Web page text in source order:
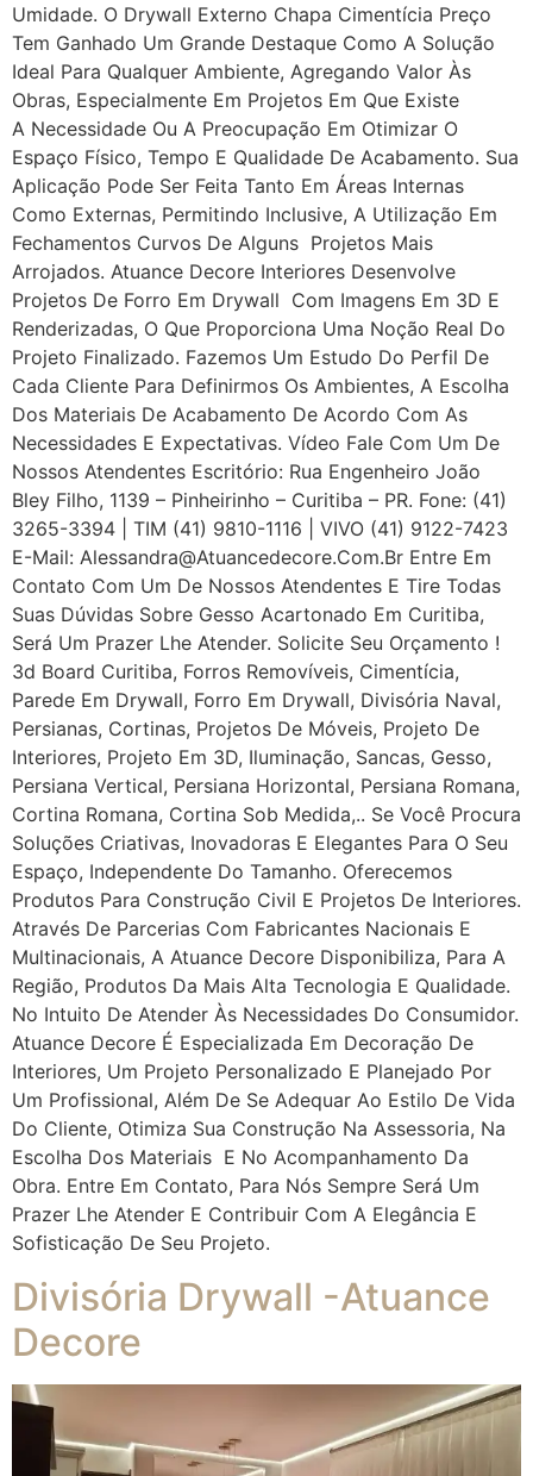
Umidade. O Drywall Externo Chapa Cimentícia Preço
Tem Ganhado Um Grande Destaque Como A Solução
Ideal Para Qualquer Ambiente, Agregando Valor Às
Obras, Especialmente Em Projetos Em Que Existe
A Necessidade Ou A Preocupação Em Otimizar O
Espaço Físico, Tempo E Qualidade De Acabamento. Sua
Aplicação Pode Ser Feita Tanto Em Áreas Internas
Como Externas, Permitindo Inclusive, A Utilização Em
Fechamentos Curvos De Alguns Projetos Mais
Arrojados. Atuance Decore Interiores Desenvolve
Projetos De Forro Em Drywall Com Imagens Em 3D E
Renderizadas, O Que Proporciona Uma Noção Real Do
Projeto Finalizado. Fazemos Um Estudo Do Perfil De
Cada Cliente Para Definirmos Os Ambientes, A Escolha
Dos Materiais De Acabamento De Acordo Com As
Necessidades E Expectativas. Vídeo Fale Com Um De
Nossos Atendentes Escritório: Rua Engenheiro João
Bley Filho, 1139 – Pinheirinho – Curitiba – PR. Fone: (41)
3265-3394 | TIM (41) 9810-1116 | VIVO (41) 9122-7423
E-Mail: Alessandra@atuancedecore.com.br Entre Em
Contato Com Um De Nossos Atendentes E Tire Todas
Suas Dúvidas Sobre Gesso Acartonado Em Curitiba,
Será Um Prazer Lhe Atender. Solicite Seu Orçamento !
3d Board Curitiba, Forros Removíveis, Cimentícia,
Parede Em Drywall, Forro Em Drywall, Divisória Naval,
Persianas, Cortinas, Projetos De Móveis, Projeto De
Interiores, Projeto Em 3D, Iluminação, Sancas, Gesso,
Persiana Vertical, Persiana Horizontal, Persiana Romana,
Cortina Romana, Cortina Sob Medida,.. Se Você Procura
Soluções Criativas, Inovadoras E Elegantes Para O Seu
Espaço, Independente Do Tamanho. Oferecemos
Produtos Para Construção Civil E Projetos De Interiores.
Através De Parcerias Com Fabricantes Nacionais E
Multinacionais, A Atuance Decore Disponibiliza, Para A
Região, Produtos Da Mais Alta Tecnologia E Qualidade.
No Intuito De Atender Às Necessidades Do Consumidor.
Atuance Decore É Especializada Em Decoração De
Interiores, Um Projeto Personalizado E Planejado Por
Um Profissional, Além De Se Adequar Ao Estilo De Vida
Do Cliente, Otimiza Sua Construção Na Assessoria, Na
Escolha Dos Materiais E No Acompanhamento Da
Obra. Entre Em Contato, Para Nós Sempre Será Um
Prazer Lhe Atender E Contribuir Com A Elegância E
Sofisticação De Seu Projeto.
Divisória Drywall -Atuance
Decore